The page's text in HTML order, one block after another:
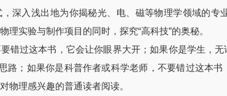
深入浅出地为你揭秘光、电、磁等物理学领域的
理实验与制作项目的同时，探究“高科技”的奥秘。
错过这本书，它会让你眼界大开；如果你是学生，
路；如果你是科普作者或科学老师，不要错过这本
物理感兴趣的普通读者阅读。